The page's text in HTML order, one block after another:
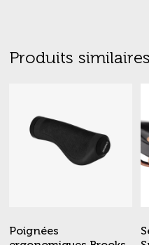
Produits similaires
Poignées